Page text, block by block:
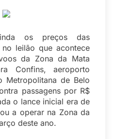
os preços das
no leilão que acontece
da Zona da Mata
Confins, aeroporto
Metropolitana de Belo
passagens por R$
o lance inicial era de
a operar na Zona da
deste ano.